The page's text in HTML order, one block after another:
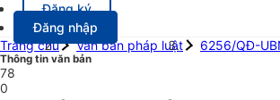
Đăng ký
Đăng nhập
Trang chủ
Văn bản pháp luật 6256/QĐ-
Thông tin văn bản
78
0